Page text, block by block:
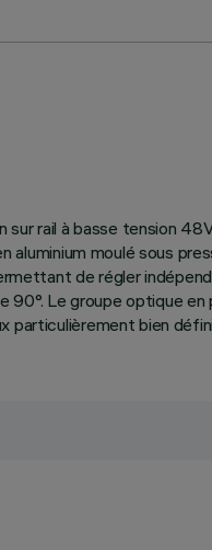
rail à basse tension
aluminium moulé sous
de régler
90°. Le groupe optique
bien